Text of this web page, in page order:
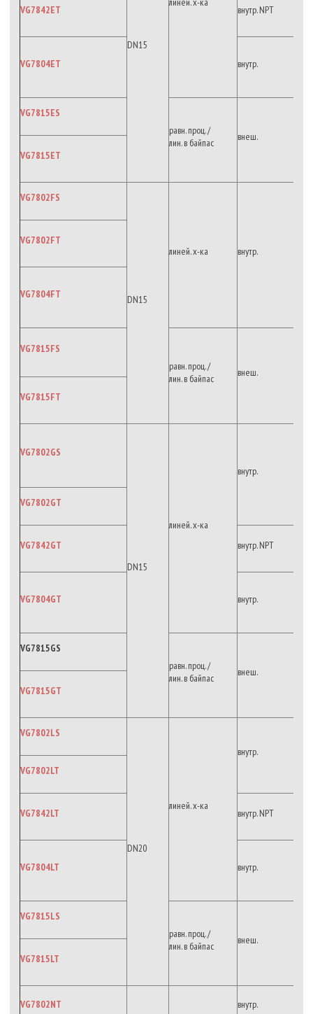
DN15
VG7842ET внутр. NPT
VG7804ET внутр.
VG7815ES
равн. проц. /
лин. в байпас
внеш.
VG7815ET
VG7802FS
DN15
линей. х-ка внутр.
VG7802FT
VG7804FT
VG7815FS
равн. проц. /
лин. в байпас
внеш.
VG7815FT
VG7802GS
DN15
линей. х-ка
внутр.
VG7802GT
VG7842GT внутр. NPT
VG7804GT внутр.
VG7815GS
равн. проц. /
лин. в байпас
внеш.
VG7815GT
VG7802LS
DN20
линей. х-ка
внутр.
VG7802LT
VG7842LT внутр. NPT
VG7804LT внутр.
VG7815LS
равн. проц. /
лин. в байпас
внеш.
VG7815LT
VG7802NT внутр.